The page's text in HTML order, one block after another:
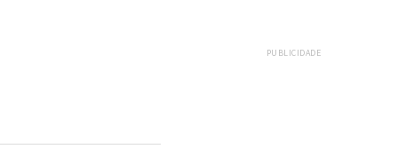
PUBLICIDADE